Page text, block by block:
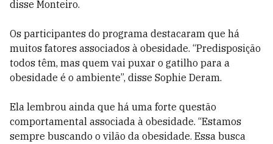
disse Monteiro.
Os participantes do programa destacaram que há
muitos fatores associados à obesidade. “Predisposição
todos têm, mas quem vai puxar o gatilho para a
obesidade é o ambiente”, disse Sophie Deram.
Ela lembrou ainda que há uma forte questão
comportamental associada à obesidade. “Estamos
sempre buscando o vilão da obesidade. Essa busca